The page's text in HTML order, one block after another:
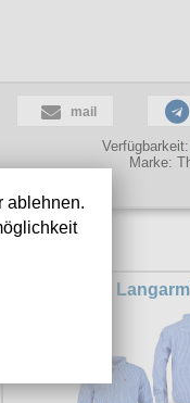
mail
Verfügbarkeit:
Marke:
Thor Steinar
ablehnen.